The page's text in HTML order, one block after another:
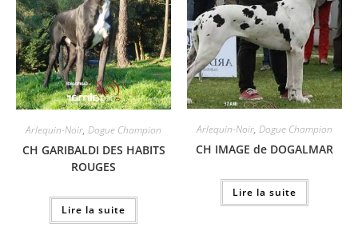
Arlequin-Noir, Dogue Champion
CH GARIBALDI DES HABITS
ROUGES
Lire la suite
Arlequin-Noir, Dogue Champion
CH IMAGE de DOGALMAR
Lire la suite